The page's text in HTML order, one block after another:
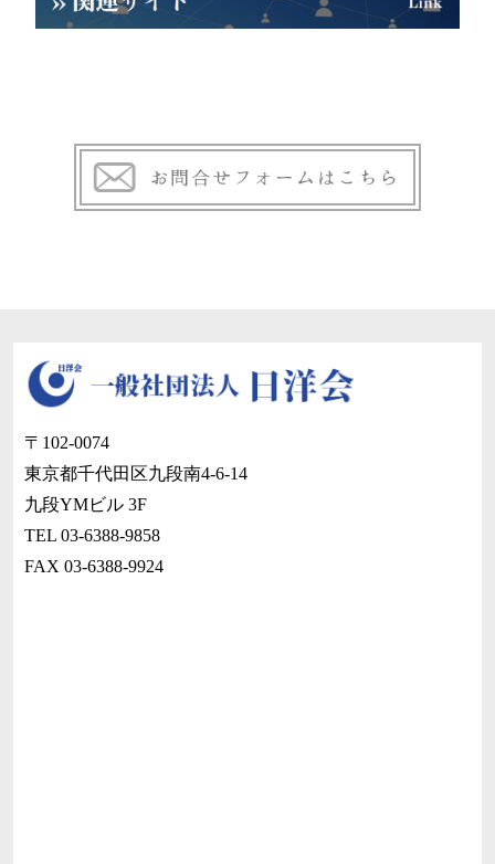
〒102-0074
東京都千代田区九段南4-6-14
九段YMビル 3F
TEL 03-6388-9858
FAX 03-6388-9924